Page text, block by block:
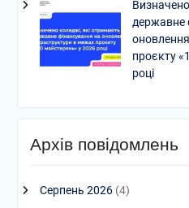
державне
проєкту
році
Архів повідомлень
Серпень 2026(4)